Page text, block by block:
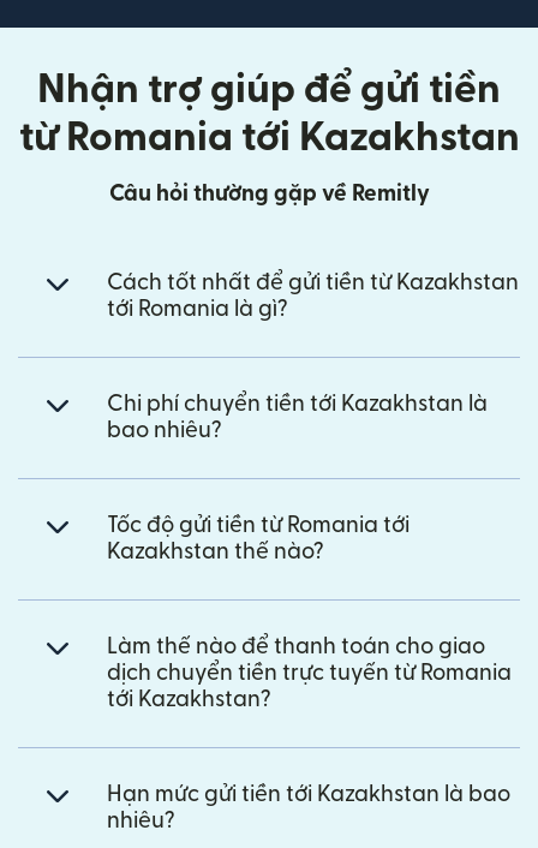
Nhận trợ giúp để gửi tiền
từ Romania tới Kazakhstan
Câu hỏi thường gặp về Remitly
Cách tốt nhất để gửi tiền từ Kazakhstan
tới Romania là gì?
Chi phí chuyển tiền tới Kazakhstan là
bao nhiêu?
Tốc độ gửi tiền từ Romania tới
Kazakhstan thế nào?
Làm thế nào để thanh toán cho giao
dịch chuyển tiền trực tuyến từ Romania
tới Kazakhstan?
Hạn mức gửi tiền tới Kazakhstan là bao
nhiêu?